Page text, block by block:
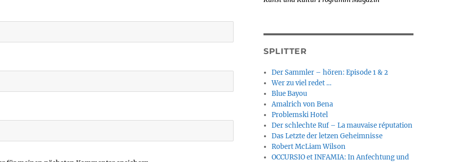
SPLITTER
Der Sammler – hören: Episode 1 & 2
Wer zu viel redet …
Blue Bayou
Amalrich von Bena
Problemski Hotel
Der schlechte Ruf – La mauvaise réputation
Das Letzte der letzen Geheimnisse
Robert McLiam Wilson
OCCURSIO et INFAMIA: In Anfechtung und